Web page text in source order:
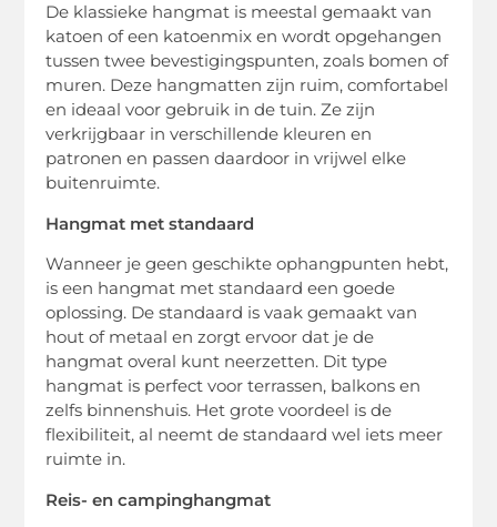
De klassieke hangmat is meestal gemaakt van
katoen of een katoenmix en wordt opgehangen
tussen twee bevestigingspunten, zoals bomen of
muren. Deze hangmatten zijn ruim, comfortabel
en ideaal voor gebruik in de tuin. Ze zijn
verkrijgbaar in verschillende kleuren en
patronen en passen daardoor in vrijwel elke
buitenruimte.
Hangmat met standaard
Wanneer je geen geschikte ophangpunten hebt,
is een hangmat met standaard een goede
oplossing. De standaard is vaak gemaakt van
hout of metaal en zorgt ervoor dat je de
hangmat overal kunt neerzetten. Dit type
hangmat is perfect voor terrassen, balkons en
zelfs binnenshuis. Het grote voordeel is de
flexibiliteit, al neemt de standaard wel iets meer
ruimte in.
Reis- en campinghangmat